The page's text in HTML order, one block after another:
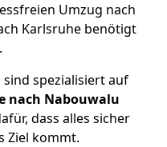
Umzug nach
Karlsruhe benötigt
spezialisiert auf
nach Nabouwalu
dass alles sicher
Ziel kommt.